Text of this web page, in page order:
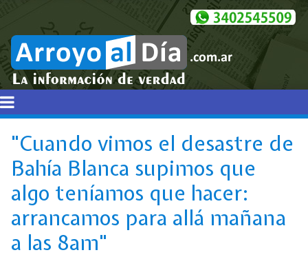
"Cuando vimos el desastre de
Bahía Blanca supimos que
algo teníamos que hacer:
arrancamos para allá mañana
a las 8am"